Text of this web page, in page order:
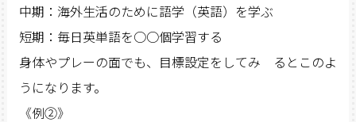
中期：海外生活のために語学（英語）を学ぶ
短期：毎日英単語を○○個学習する
身体やプレーの面でも、目標設定をしてみ るとこのよ
うになります。
《例②》